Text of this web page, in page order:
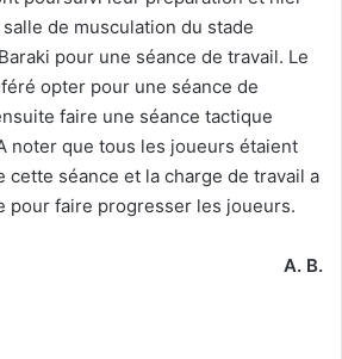
de musculation du stade
pour une séance de travail. Le
opter pour une séance de
faire une séance tactique
noter que tous les joueurs étaient
cette séance et la charge de travail a
pour faire progresser les joueurs.
A. B.